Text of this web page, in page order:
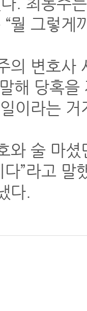
뭘 그렇게
의 변호사
해 당혹
이라는
와 술 마
”라고 말
다.